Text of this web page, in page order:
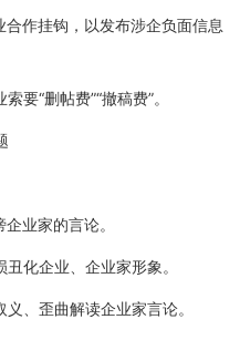
作挂钩，以发布涉企负面信息
要“删帖费”“撤稿费”。
业家的言论。
化企业、企业家形象。
、歪曲解读企业家言论。